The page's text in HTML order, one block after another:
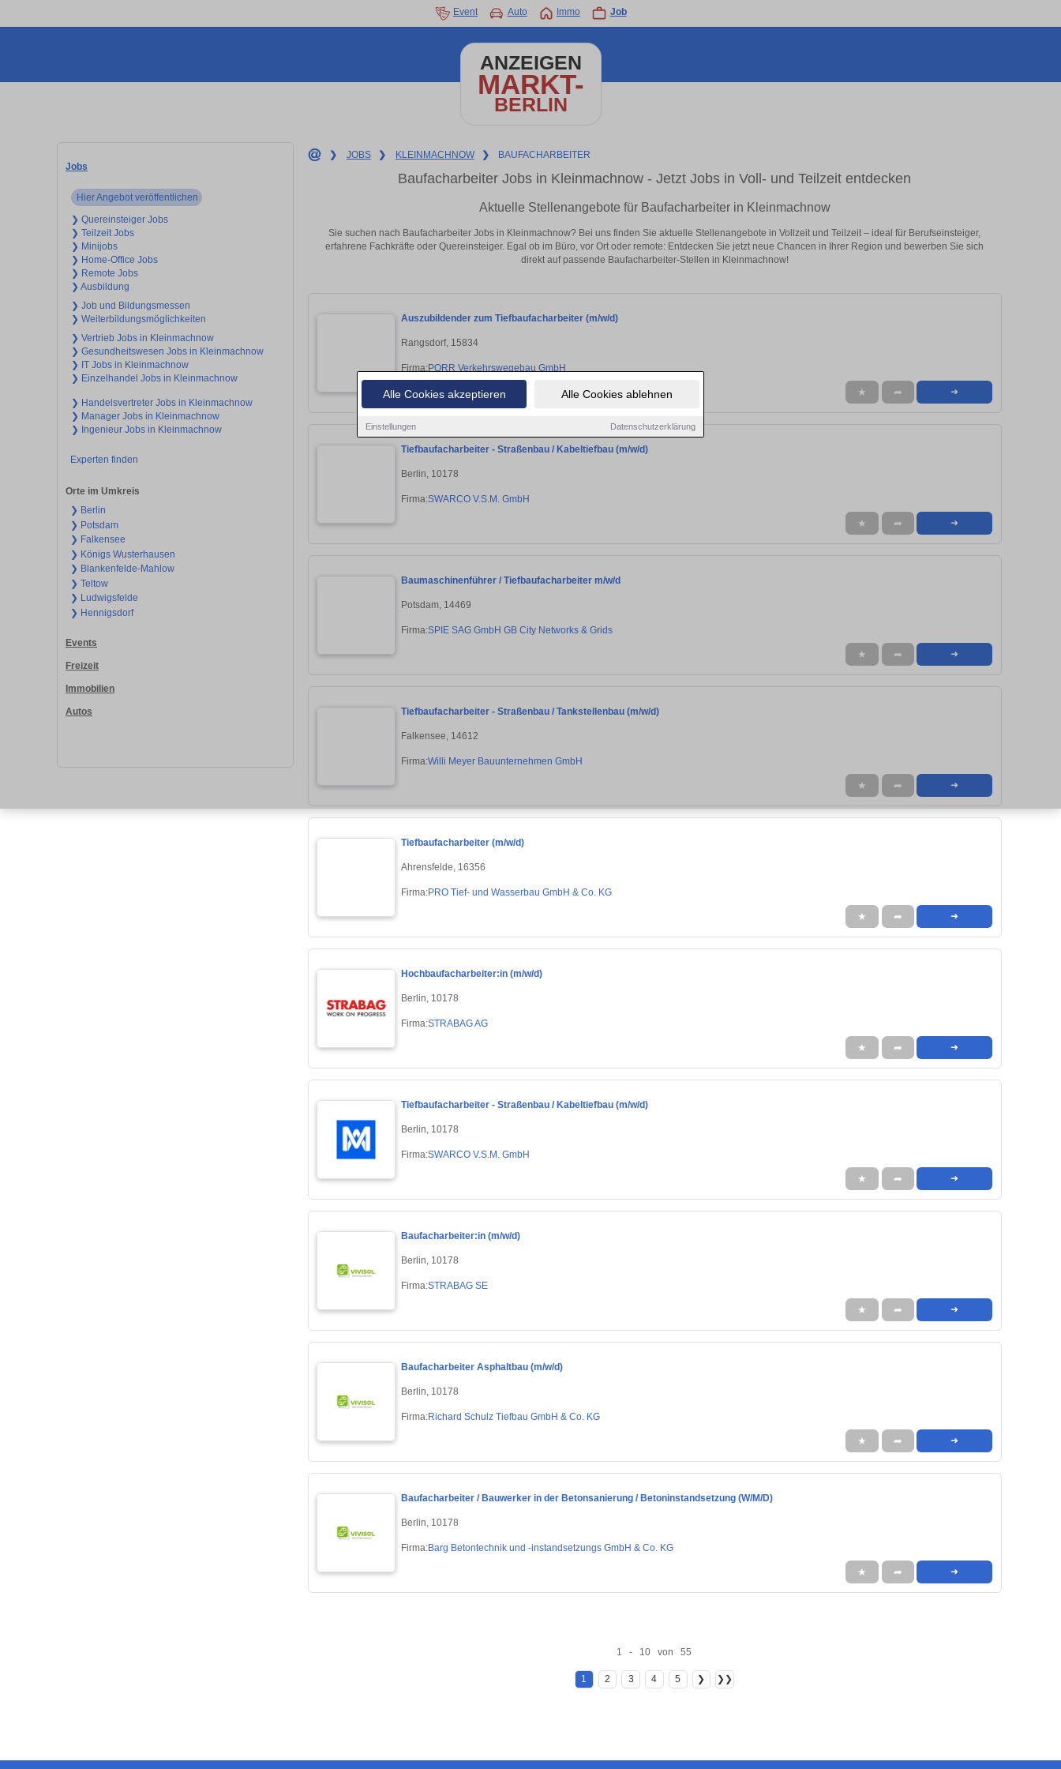
Alle Cookies akzeptieren Alle Cookies ablehnen
Einstellungen Datenschutzerklärung
Event Auto Immo Job
ANZEIGEN
MARKT-
BERLIN
Jobs
Hier Angebot veröffentlichen
❯ Quereinsteiger Jobs
❯ Teilzeit Jobs
❯ Minijobs
❯ Home-Office Jobs
❯ Remote Jobs
❯ Ausbildung
❯ Job und Bildungsmessen
❯ Weiterbildungsmöglichkeiten
❯ Vertrieb Jobs in Kleinmachnow
❯ Gesundheitswesen Jobs in Kleinmachnow
❯ IT Jobs in Kleinmachnow
❯ Einzelhandel Jobs in Kleinmachnow
❯ Handelsvertreter Jobs in Kleinmachnow
❯ Manager Jobs in Kleinmachnow
❯ Ingenieur Jobs in Kleinmachnow
Experten finden
Orte im Umkreis
❯ Berlin
❯ Potsdam
❯ Falkensee
❯ Königs Wusterhausen
❯ Blankenfelde-Mahlow
❯ Teltow
❯ Ludwigsfelde
❯ Hennigsdorf
Events
Freizeit
Immobilien
Autos
❯ JOBS ❯ KLEINMACHNOW ❯ BAUFACHARBEITER
Baufacharbeiter Jobs in Kleinmachnow - Jetzt Jobs in Voll- und Teilzeit entdecken
Aktuelle Stellenangebote für Baufacharbeiter in Kleinmachnow
Sie suchen nach Baufacharbeiter Jobs in Kleinmachnow? Bei uns finden Sie aktuelle Stellenangebote in Vollzeit und Teilzeit – ideal für Berufseinsteiger,
erfahrene Fachkräfte oder Quereinsteiger. Egal ob im Büro, vor Ort oder remote: Entdecken Sie jetzt neue Chancen in Ihrer Region und bewerben Sie sich
direkt auf passende Baufacharbeiter-Stellen in Kleinmachnow!
Auszubildender zum Tiefbaufacharbeiter (m/w/d)
Rangsdorf, 15834
Firma:PORR Verkehrswegebau GmbH
★ ➦ ➜
Tiefbaufacharbeiter - Straßenbau / Kabeltiefbau (m/w/d)
Berlin, 10178
Firma:SWARCO V.S.M. GmbH
★ ➦ ➜
Baumaschinenführer / Tiefbaufacharbeiter m/w/d
Potsdam, 14469
Firma:SPIE SAG GmbH GB City Networks & Grids
★ ➦ ➜
Tiefbaufacharbeiter - Straßenbau / Tankstellenbau (m/w/d)
Falkensee, 14612
Firma:Willi Meyer Bauunternehmen GmbH
★ ➦ ➜
Tiefbaufacharbeiter (m/w/d)
Ahrensfelde, 16356
Firma:PRO Tief- und Wasserbau GmbH & Co. KG
★ ➦ ➜
Hochbaufacharbeiter:in (m/w/d)
Berlin, 10178
Firma:STRABAG AG
★ ➦ ➜
Tiefbaufacharbeiter - Straßenbau / Kabeltiefbau (m/w/d)
Berlin, 10178
Firma:SWARCO V.S.M. GmbH
★ ➦ ➜
Baufacharbeiter:in (m/w/d)
Berlin, 10178
Firma:STRABAG SE
★ ➦ ➜
Baufacharbeiter Asphaltbau (m/w/d)
Berlin, 10178
Firma:Richard Schulz Tiefbau GmbH & Co. KG
★ ➦ ➜
Baufacharbeiter / Bauwerker in der Betonsanierung / Betoninstandsetzung (W/M/D)
Berlin, 10178
Firma:Barg Betontechnik und -instandsetzungs GmbH & Co. KG
★ ➦ ➜
1 - 10 von 55
1 2 3 4 5 ❯ ❯❯